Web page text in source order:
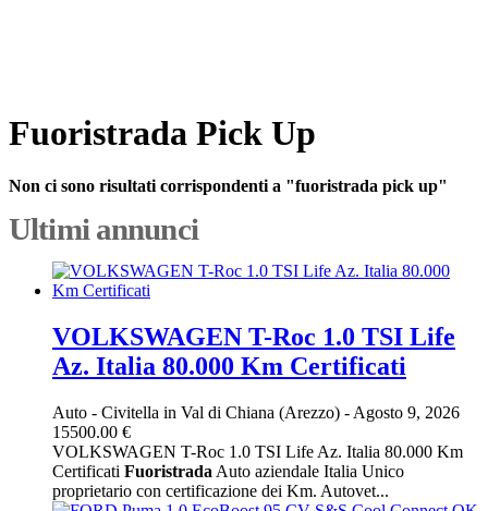
Fuoristrada Pick Up
Non ci sono risultati corrispondenti a "fuoristrada pick up"
Ultimi annunci
VOLKSWAGEN T-Roc 1.0 TSI Life
Az. Italia 80.000 Km Certificati
Auto - Civitella in Val di Chiana (Arezzo) - Agosto 9, 2026
15500.00 €
VOLKSWAGEN T-Roc 1.0 TSI Life Az. Italia 80.000 Km
Certificati Fuoristrada Auto aziendale Italia Unico
proprietario con certificazione dei Km. Autovet...